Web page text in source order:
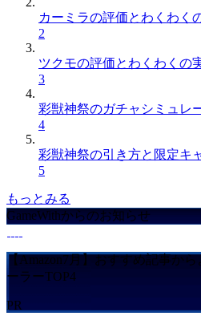
カーミラの評価とわくわく
2
ツクモの評価とわくわくの
3
彩獣神祭のガチャシミュレ
4
彩獣神祭の引き方と限定キ
5
もっとみる
GameWithからのお知らせ
【Amazon7月】おすすめ記事か
ーラーTOP4
PR